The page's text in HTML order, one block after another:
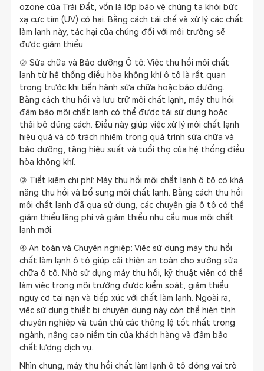
ozone của Trái Đất, vốn là lớp bảo vệ chúng ta khỏi bức
xạ cực tím (UV) có hại. Bằng cách tái chế và xử lý các chất
làm lạnh này, tác hại của chúng đối với môi trường sẽ
được giảm thiểu.
② Sửa chữa và Bảo dưỡng Ô tô: Việc thu hồi môi chất
lạnh từ hệ thống điều hòa không khí ô tô là rất quan
trọng trước khi tiến hành sửa chữa hoặc bảo dưỡng.
Bằng cách thu hồi và lưu trữ môi chất lạnh, máy thu hồi
đảm bảo môi chất lạnh có thể được tái sử dụng hoặc
thải bỏ đúng cách. Điều này giúp việc xử lý môi chất lạnh
hiệu quả và có trách nhiệm trong quá trình sửa chữa và
bảo dưỡng, tăng hiệu suất và tuổi thọ của hệ thống điều
hòa không khí.
③ Tiết kiệm chi phí: Máy thu hồi môi chất lạnh ô tô có khả
năng thu hồi và bổ sung môi chất lạnh. Bằng cách thu hồi
môi chất lạnh đã qua sử dụng, các chuyên gia ô tô có thể
giảm thiểu lãng phí và giảm thiểu nhu cầu mua môi chất
lạnh mới.
④ An toàn và Chuyên nghiệp: Việc sử dụng máy thu hồi
chất làm lạnh ô tô giúp cải thiện an toàn cho xưởng sửa
chữa ô tô. Nhờ sử dụng máy thu hồi, kỹ thuật viên có thể
làm việc trong môi trường được kiểm soát, giảm thiểu
nguy cơ tai nạn và tiếp xúc với chất làm lạnh. Ngoài ra,
việc sử dụng thiết bị chuyên dụng này còn thể hiện tính
chuyên nghiệp và tuân thủ các thông lệ tốt nhất trong
ngành, nâng cao niềm tin của khách hàng và đảm bảo
chất lượng dịch vụ.
Nhìn chung, máy thu hồi chất làm lạnh ô tô đóng vai trò